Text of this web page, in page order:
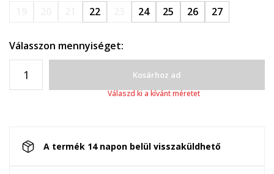
22 24 25 26 27
Válasszon mennyiséget:
Kosárhoz ad
Válaszd ki a kívánt méretet
A termék 14 napon belül visszaküldhető